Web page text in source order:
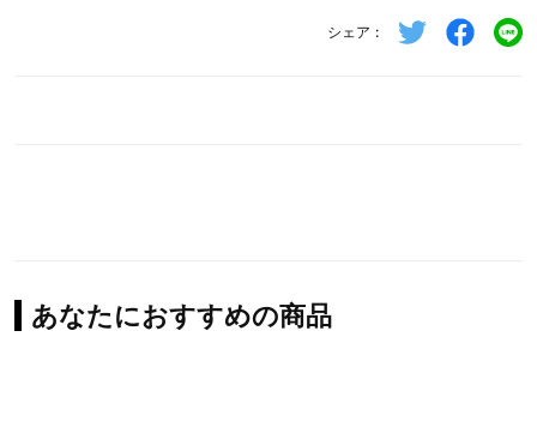
シェア
あなたにおすすめの商品